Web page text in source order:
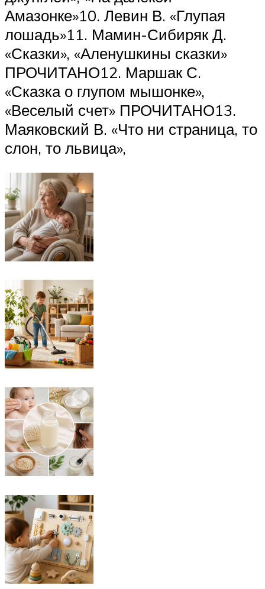
Амазонке»10. Левин В. «Глупая
лошадь»11. Мамин-Сибиряк Д.
«Сказки», «Аленушкины сказки»
ПРОЧИТАНО12. Маршак С.
«Сказка о глупом мышонке»,
«Веселый счет» ПРОЧИТАНО13.
Маяковский В. «Что ни страница, то
слон, то львица»,